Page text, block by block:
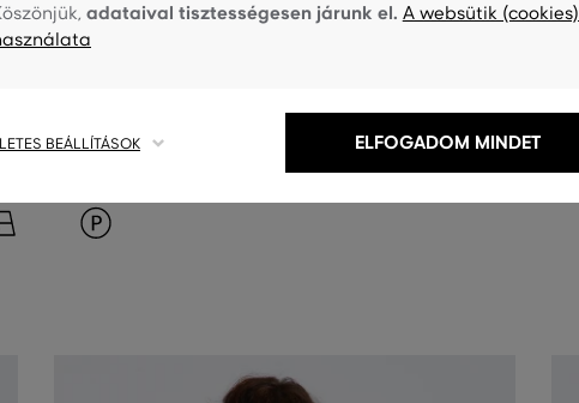
adataival tisztességesen járunk el. A websütik (cookies)
BEÁLLÍTÁSOK ELFOGADOM MINDET